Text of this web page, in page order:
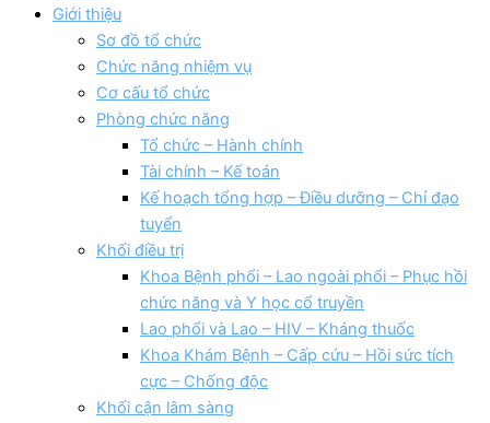
Giới thiệu
Sơ đồ tổ chức
Chức năng nhiệm vụ
Cơ cấu tổ chức
Phòng chức năng
Tổ chức – Hành chính
Tài chính – Kế toán
Kế hoạch tổng hợp – Điều dưỡng – Chỉ đạo
tuyển
Khối điều trị
Khoa Bệnh phổi – Lao ngoài phổi – Phục hồi
chức năng và Y học cổ truyền
Lao phổi và Lao – HIV – Kháng thuốc
Khoa Khám Bệnh – Cấp cứu – Hồi sức tích
cực – Chống độc
Khối cận lâm sàng